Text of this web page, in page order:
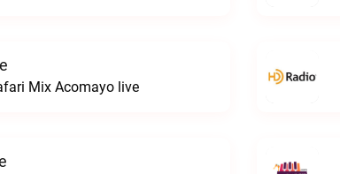
Mix Acomayo live